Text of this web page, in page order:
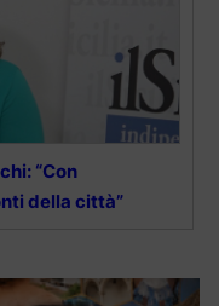
“Con
della città”